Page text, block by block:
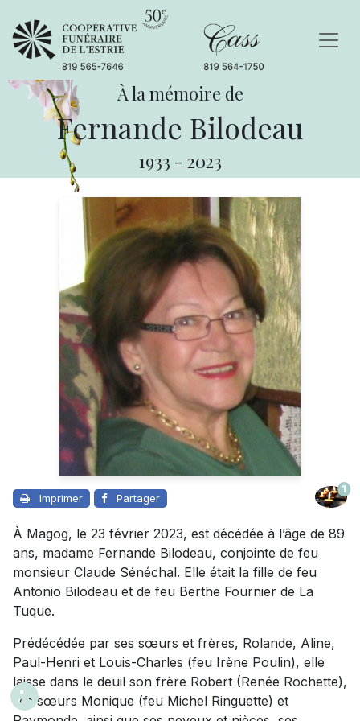
À la mémoire de
Fernande Bilodeau
1933 - 2023
Imprimer Partager
1
À Magog, le 23 février 2023, est décédée à l’âge de 89
ans, madame Fernande Bilodeau, conjointe de feu
monsieur Claude Sénéchal. Elle était la fille de feu
Antonio Bilodeau et de feu Berthe Fournier de La
Tuque.
Prédécédée par ses sœurs et frères, Rolande, Aline,
Paul-Henri et Louis-Charles (feu Irène Poulin), elle
laisse dans le deuil son frère Robert (Renée Rochette),
ses sœurs Monique (feu Michel Ringuette) et